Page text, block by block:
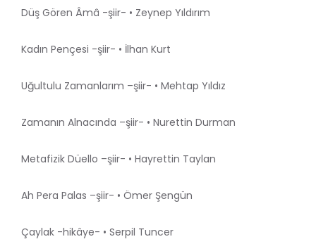
Düş Gören Âmâ -şiir- • Zeynep Yıldırım
Kadın Pençesi -şiir- • İlhan Kurt
Uğultulu Zamanlarım –şiir- • Mehtap Yıldız
Zamanın Alnacında –şiir- • Nurettin Durman
Metafizik Düello –şiir- • Hayrettin Taylan
Ah Pera Palas –şiir- • Ömer Şengün
Çaylak -hikâye- • Serpil Tuncer